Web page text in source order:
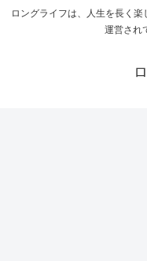
ロングライフは、人生を長く
運営され